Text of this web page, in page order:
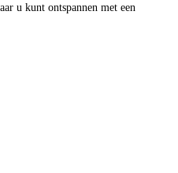
u kunt ontspannen met een